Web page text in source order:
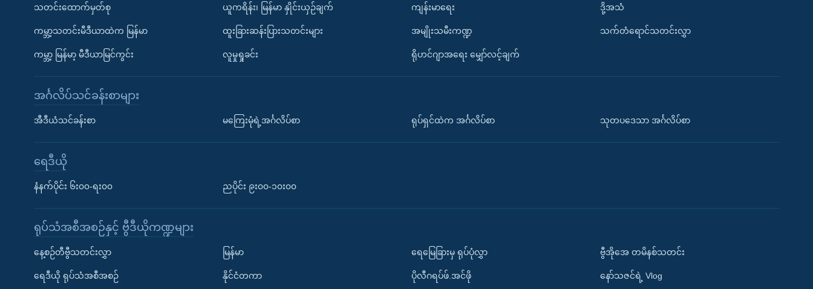
သတင်းထောက်မှတ်စု
ကမ္ဘာ့သတင်းမီဒီယာထဲက မြန်မာ
ကမ္ဘာ့ မြန်မာ့ မီဒီယာမြင်ကွင်း
ယူကရိန်း၊ မြန်မာ နှိုင်းယှဉ်ချက်
ထူးခြားဆန်းပြားသတင်းများ
လူမှုရှုခင်း
ကျန်းမာရေး
အမျိုးသမီးကဏ္ဍ
ရိုဟင်ဂျာအရေး မျှော်လင့်ချက်
ဒို့အသံ
သက်တံရောင်သတင်းလွှာ
အင်္ဂလိပ်သင်ခန်းစာများ
အီဒီယံသင်ခန်းစာ မကြေးမုံရဲ့အင်္ဂလိပ်စာ ရုပ်ရှင်ထဲက အင်္ဂလိပ်စာ သုတပဒေသာ အင်္ဂလိပ်စာ
ရေဒီယို
နံနက်ပိုင်း ၆း၀၀-ရး၀၀ ညပိုင်း ၉း၀၀-၁၀း၀၀
ရုပ်သံအစီအစဉ်နှင့် ဗွီဒီယိုကဏ္ဍများ
နေ့စဉ်တီဗွီသတင်းလွှာ
ရေဒီယို ရုပ်သံအစီအစဉ်
မြန်မာ
နိုင်ငံတကာ
ရေမြေခြားမှ ရုပ်ပုံလွှာ
ပိုလီဂရပ်ဖ်.အင်ဖို
ဗွီအိုအေ တမိနစ်သတင်း
နော်သဇင်ရဲ့ Vlog